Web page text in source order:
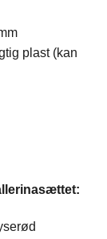
plast (kan